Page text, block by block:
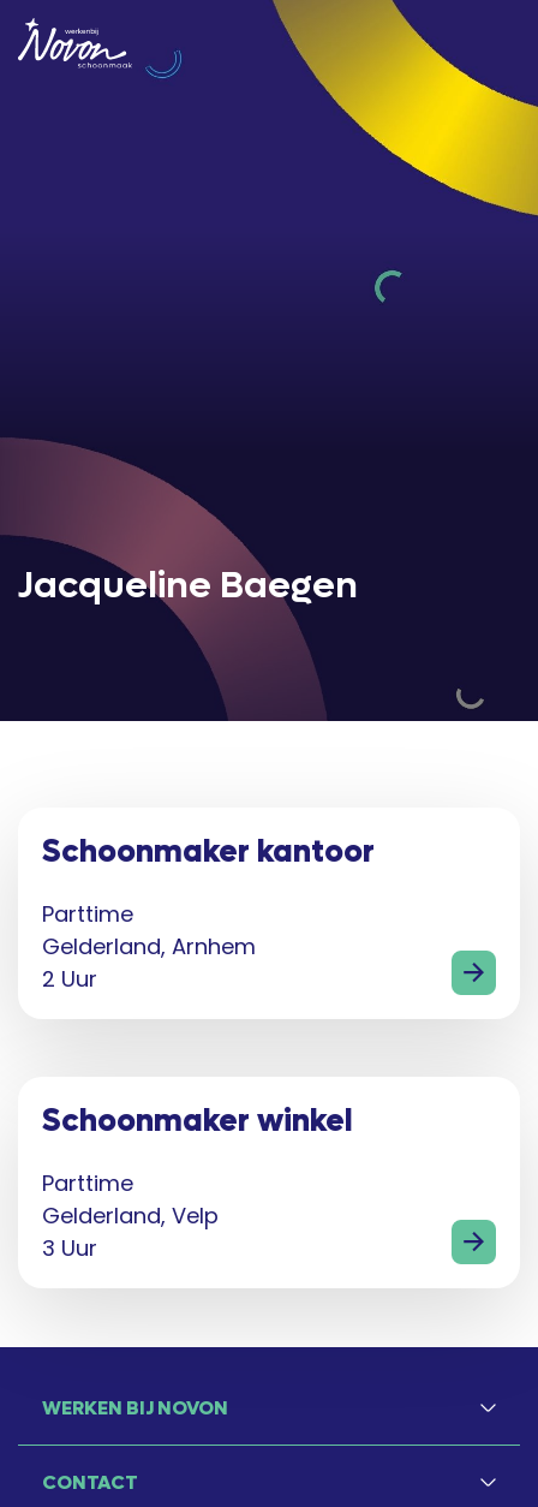
Jacqueline Baegen
Schoonmaker kantoor
Parttime
Gelderland, Arnhem
2 Uur
Schoonmaker winkel
Parttime
Gelderland, Velp
3 Uur
WERKEN BIJ NOVON
CONTACT